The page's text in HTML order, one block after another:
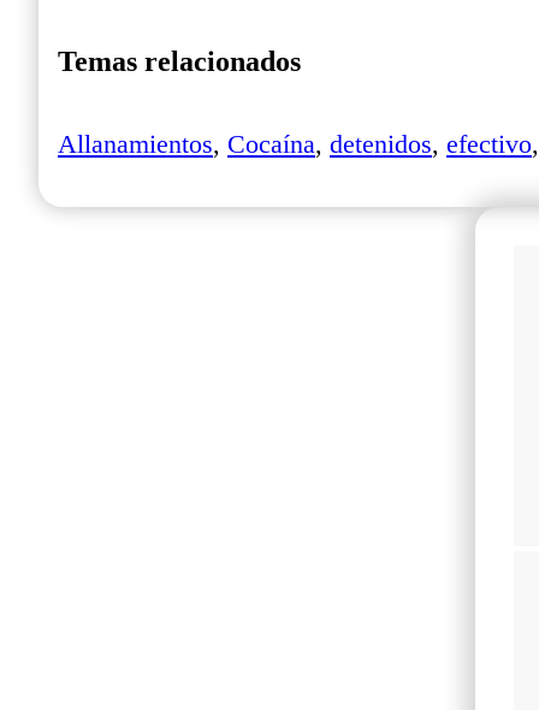
Temas relacionados
Allanamientos, Cocaína, detenidos, efectivo